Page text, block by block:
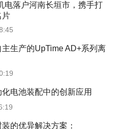
电落户河南长垣市，携手打
片
生产的UpTime AD+系列离
电池装配中的创新应用
的优异解决方案：